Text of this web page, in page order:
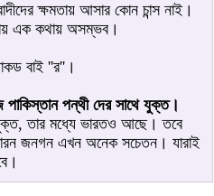
ক্ষমতায় আসার কোন চান্স নাই।
এক কথায় অসম্ভব।
বাই ''র''।
পাকিস্তান পন্থী দের সাথে যুক্ত।
তার মধ্যে ভারতও আছে। তবে
জনগন এখন অনেক সচেতন। যারাই